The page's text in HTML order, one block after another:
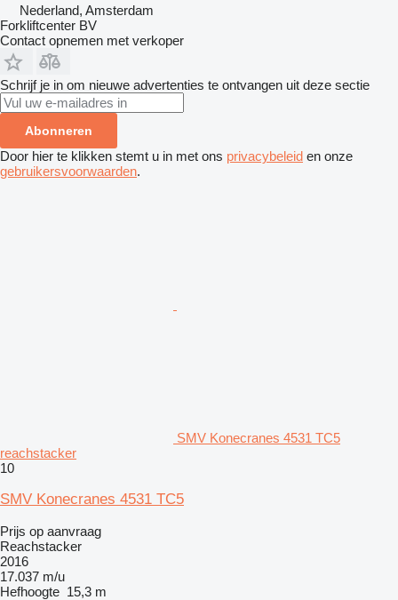
Nederland, Amsterdam
Forkliftcenter BV
Contact opnemen met verkoper
Schrijf je in om nieuwe advertenties te ontvangen uit deze sectie
Abonneren
Door hier te klikken stemt u in met ons privacybeleid en onze
gebruikersvoorwaarden.
SMV Konecranes 4531 TC5
reachstacker
10
SMV Konecranes 4531 TC5
Prijs op aanvraag
Reachstacker
2016
17.037 m/u
Hefhoogte 15,3 m